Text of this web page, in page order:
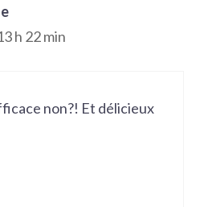
h 22 min
non?! Et délicieux